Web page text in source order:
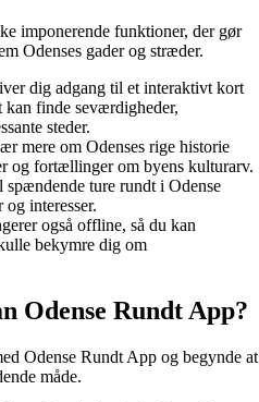
imponerende funktioner, der gør
Odenses gader og stræder.
dig adgang til et interaktivt kort
kan finde seværdigheder,
steder.
mere om Odenses rige historie
og fortællinger om byens kulturarv.
spændende ture rundt i Odense
interesser.
også offline, så du kan
bekymre dig om
Odense Rundt App?
Odense Rundt App og begynde at
måde.